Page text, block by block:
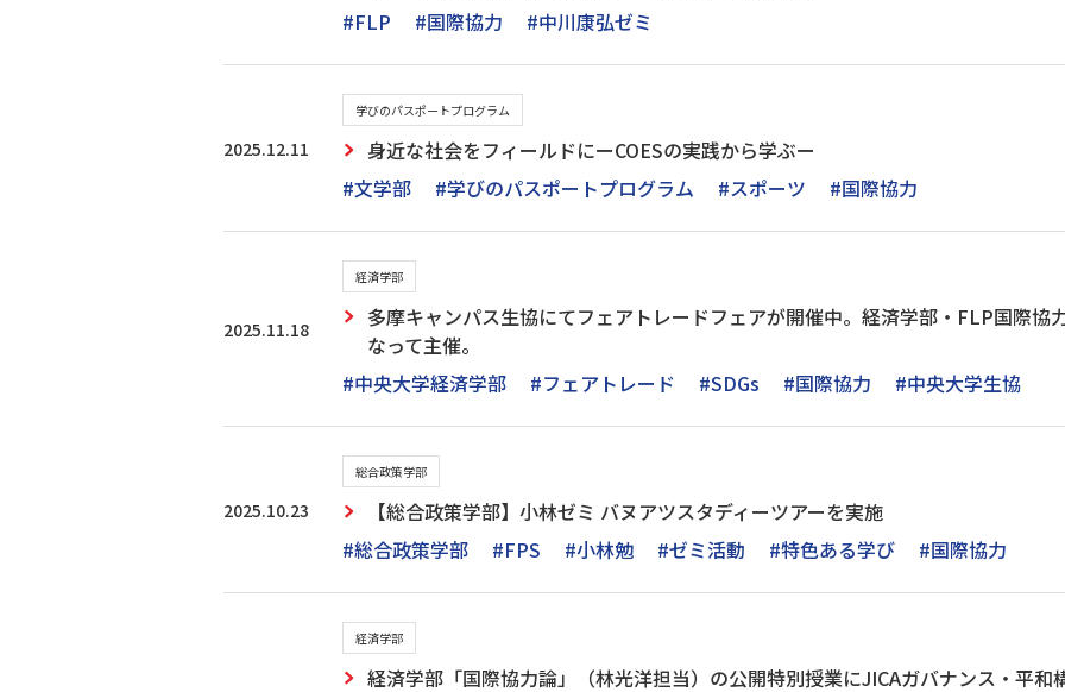
#FLP
#国際協力 #中川康弘ゼミ
2025.12.11
学びのパスポートプログラム
身近な社会をフィールドにーCOESの実践から学ぶー
#文学部
#学びのパスポートプログラム #スポーツ #国際協力
2025.11.18
経済学部
多摩キャンパス生協にてフェアトレードフェアが開催中。経済学部・FLP国際協
なって主催。
#中央大学経済学部
#フェアトレード #SDGs #国際協力 #中央大学生協
2025.10.23
総合政策学部
【総合政策学部】小林ゼミ バヌアツスタディーツアーを実施
#総合政策学部
#FPS #小林勉 #ゼミ活動 #特色ある学び #国際協力
経済学部
経済学部「国際協力論」（林光洋担当）の公開特別授業にJICAガバナンス・平